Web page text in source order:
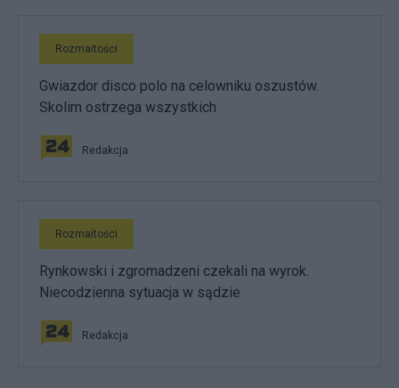
Rozmaitości
Gwiazdor disco polo na celowniku oszustów.
Skolim ostrzega wszystkich
Redakcja
Rozmaitości
Rynkowski i zgromadzeni czekali na wyrok.
Niecodzienna sytuacja w sądzie
Redakcja